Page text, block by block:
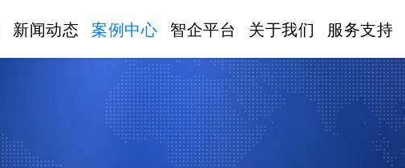
新闻动态 案例中心 智企平台 关于我们 服务支持